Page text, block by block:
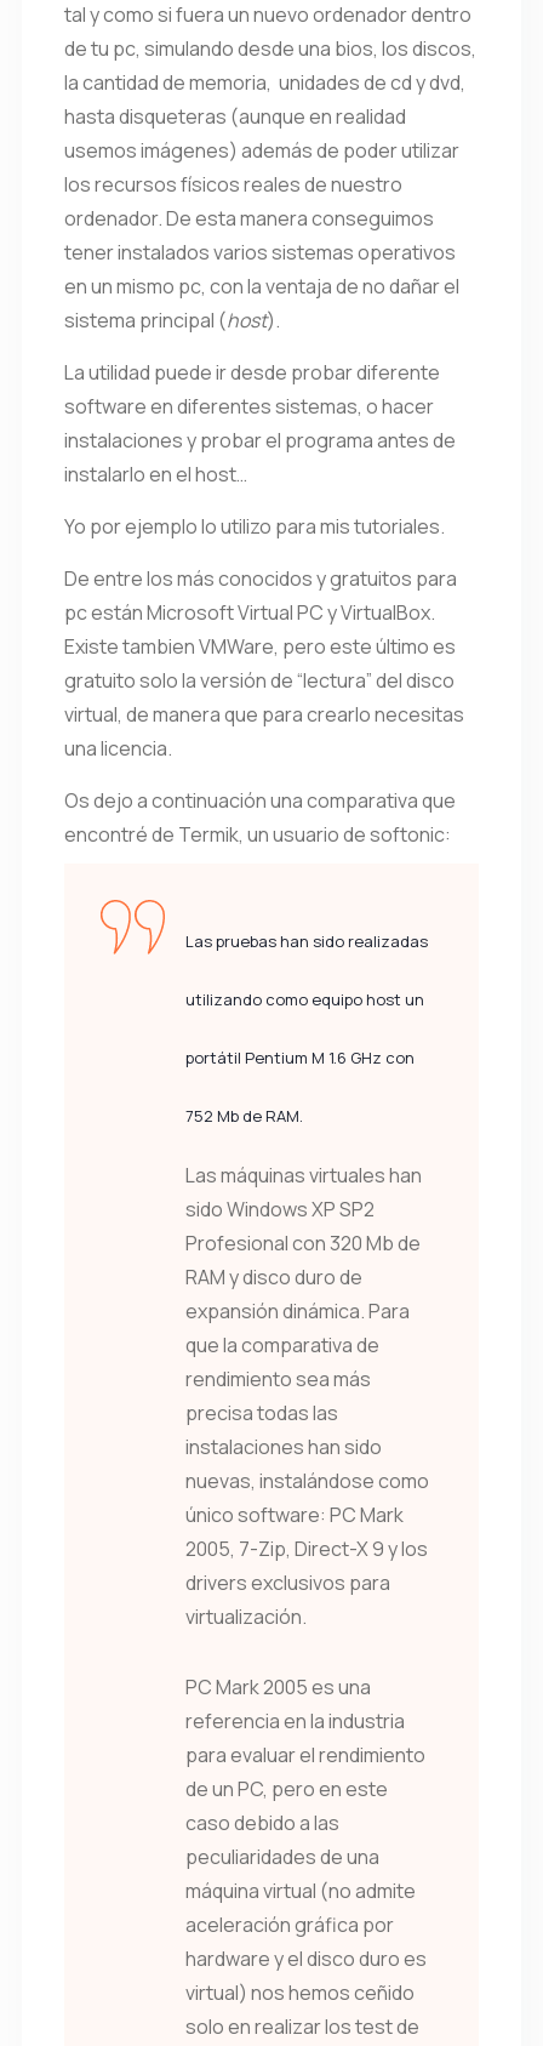
tal y como si fuera un nuevo ordenador dentro
de tu pc, simulando desde una bios, los discos,
la cantidad de memoria, unidades de cd y dvd,
hasta disqueteras (aunque en realidad
usemos imágenes) además de poder utilizar
los recursos físicos reales de nuestro
ordenador. De esta manera conseguimos
tener instalados varios sistemas operativos
en un mismo pc, con la ventaja de no dañar el
sistema principal (host).
La utilidad puede ir desde probar diferente
software en diferentes sistemas, o hacer
instalaciones y probar el programa antes de
instalarlo en el host…
Yo por ejemplo lo utilizo para mis tutoriales.
De entre los más conocidos y gratuitos para
pc están Microsoft Virtual PC y VirtualBox.
Existe tambien VMWare, pero este último es
gratuito solo la versión de “lectura” del disco
virtual, de manera que para crearlo necesitas
una licencia.
Os dejo a continuación una comparativa que
encontré de Termik, un usuario de softonic:
Las pruebas han sido realizadas
utilizando como equipo host un
portátil Pentium M 1.6 GHz con
752 Mb de RAM.
Las máquinas virtuales han
sido Windows XP SP2
Profesional con 320 Mb de
RAM y disco duro de
expansión dinámica. Para
que la comparativa de
rendimiento sea más
precisa todas las
instalaciones han sido
nuevas, instalándose como
único software: PC Mark
2005, 7-Zip, Direct-X 9 y los
drivers exclusivos para
virtualización.
PC Mark 2005 es una
referencia en la industria
para evaluar el rendimiento
de un PC, pero en este
caso debido a las
peculiaridades de una
máquina virtual (no admite
aceleración gráfica por
hardware y el disco duro es
virtual) nos hemos ceñido
solo en realizar los test de